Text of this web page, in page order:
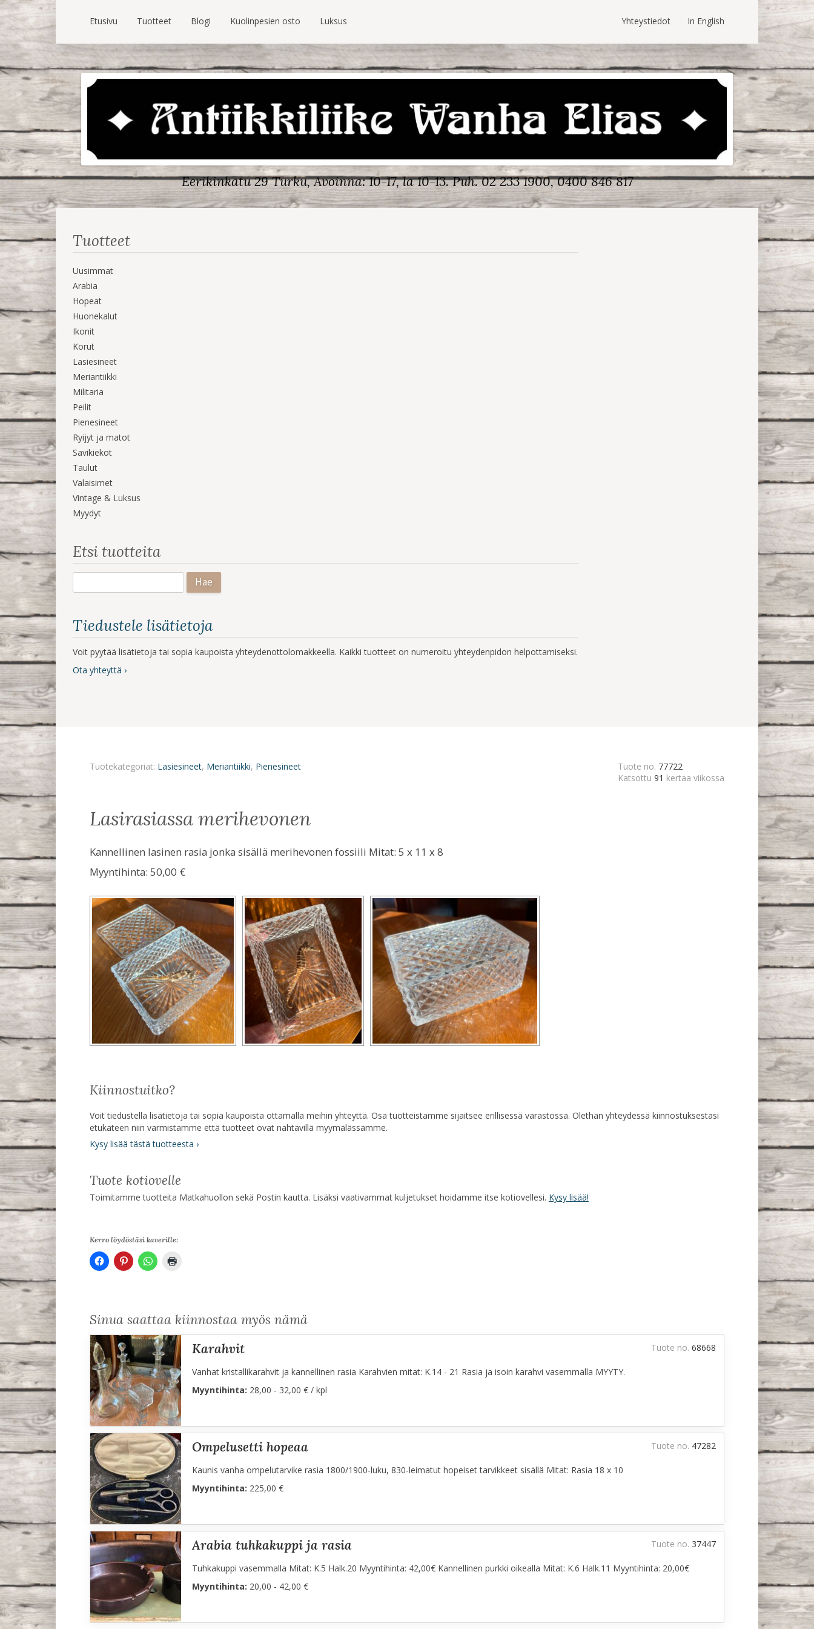
Etusivu Tuotteet Blogi Kuolinpesien osto Luksus In English
Yhteystiedot
Eerikinkatu 29 Turku, Avoinna: 10-17, la 10-13.Puh. 02 233 1900, 0400 846 817
Tuotteet
Uusimmat
Arabia
Hopeat
Huonekalut
Ikonit
Korut
Lasiesineet
Meriantiikki
Militaria
Peilit
Pienesineet
Ryijyt ja matot
Savikiekot
Taulut
Valaisimet
Vintage & Luksus
Myydyt
Etsi tuotteita
Tiedustele lisätietoja
Voit pyytää lisätietoja tai sopia kaupoista yhteydenottolomakkeella. Kaikki tuotteet on numeroitu yhteydenpidon helpottamiseksi.
Ota yhteyttä ›
Tuotekategoriat: Lasiesineet, Meriantiikki, Pienesineet Tuote no. 77722
Katsottu 91 kertaa viikossa
lasirasiassa merihevonen
Kannellinen lasinen rasia jonka sisällä merihevonen fossiili Mitat: 5 x 11 x 8
Myyntihinta: 50,00 €
Kiinnostuitko?
Voit tiedustella lisätietoja tai sopia kaupoista ottamalla meihin yhteyttä. Osa tuotteistamme sijaitsee erillisessä varastossa. Olethan yhteydessä kiinnostuksestasi
etukäteen niin varmistamme että tuotteet ovat nähtävillä myymälässämme.
Kysy lisää tästä tuotteesta ›
Tuote kotiovelle
Toimitamme tuotteita Matkahuollon sekä Postin kautta. Lisäksi vaativammat kuljetukset hoidamme itse kotiovellesi. Kysy lisää!
Kerro löydöstäsi kaverille:
Sinua saattaa kiinnostaa myös nämä
karahvit
Vanhat kristallikarahvit ja kannellinen rasia Karahvien mitat: K.14 - 21 Rasia ja isoin karahvi vasemmalla MYYTY.
Myyntihinta: 28,00 - 32,00 € / kpl
Tuote no. 68668
ompelusetti hopeaa
Kaunis vanha ompelutarvike rasia 1800/1900-luku, 830-leimatut hopeiset tarvikkeet sisällä Mitat: Rasia 18 x 10
Myyntihinta: 225,00 €
Tuote no. 47282
arabia tuhkakuppi ja rasia
Tuhkakuppi vasemmalla Mitat: K.5 Halk.20 Myyntihinta: 42,00€ Kannellinen purkki oikealla Mitat: K.6 Halk.11 Myyntihinta: 20,00€
Myyntihinta: 20,00 - 42,00 €
Tuote no. 37447